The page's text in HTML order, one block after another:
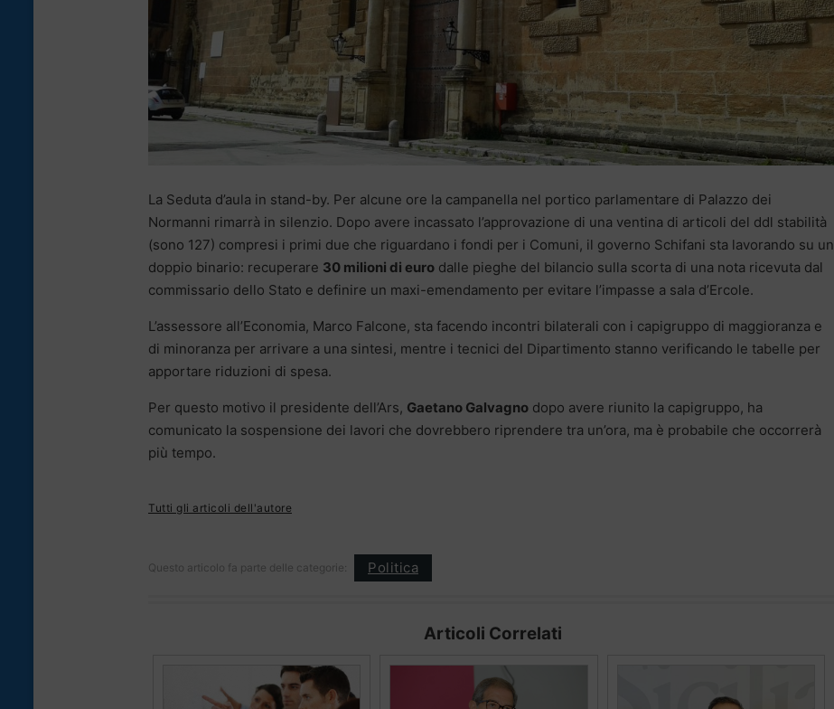
La Seduta d’aula in stand-by. Per alcune ore la campanella nel portico parlamentare di Palazzo dei
Normanni rimarrà in silenzio. Dopo avere incassato l’approvazione di una ventina di articoli del ddl stabilità
(sono 127) compresi i primi due che riguardano i fondi per i Comuni, il governo Schifani sta lavorando su un
doppio binario: recuperare 30 milioni di euro dalle pieghe del bilancio sulla scorta di una nota ricevuta dal
commissario dello Stato e definire un maxi-emendamento per evitare l’impasse a sala d’Ercole.
L’assessore all’Economia, Marco Falcone, sta facendo incontri bilaterali con i capigruppo di maggioranza e
di minoranza per arrivare a una sintesi, mentre i tecnici del Dipartimento stanno verificando le tabelle per
apportare riduzioni di spesa.
Per questo motivo il presidente dell’Ars, Gaetano Galvagno dopo avere riunito la capigruppo, ha
comunicato la sospensione dei lavori che dovrebbero riprendere tra un’ora, ma è probabile che occorrerà
più tempo.
Tutti gli articoli dell'autore
Questo articolo fa parte delle categorie: Politica
Articoli Correlati